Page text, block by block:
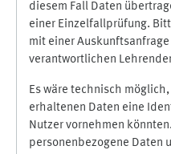
diesem Fall Daten
einer Einzelfallprüfung.
mit einer
verantwortlichen
Es wäre technisch
erhaltenen Daten eine
Nutzer vornehmen
personenbezogene Daten